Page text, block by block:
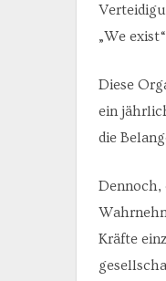
„We
Diese
ein
die
Dennoch,
Kräfte